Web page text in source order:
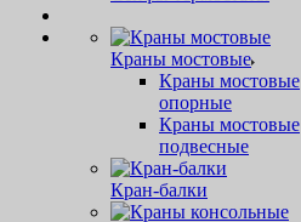
Краны мостовые
Краны мостовые
опорные
Краны мостовые
подвесные
Кран-балки